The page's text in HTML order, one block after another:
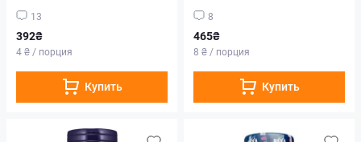
13
392₴
4 ₴ / порция
Купить
8
465₴
8 ₴ / порция
Купить